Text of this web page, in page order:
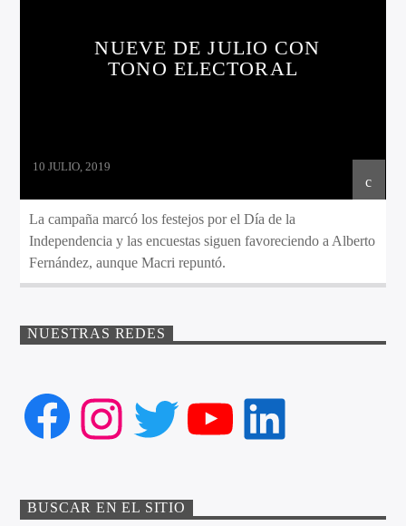
NUEVE DE JULIO CON
TONO ELECTORAL
10 JULIO, 2019
La campaña marcó los festejos por el Día de la
Independencia y las encuestas siguen favoreciendo a Alberto
Fernández, aunque Macri repuntó.
NUESTRAS REDES
Facebook
Instagram
Twitter
YouTube
LinkedIn
BUSCAR EN EL SITIO